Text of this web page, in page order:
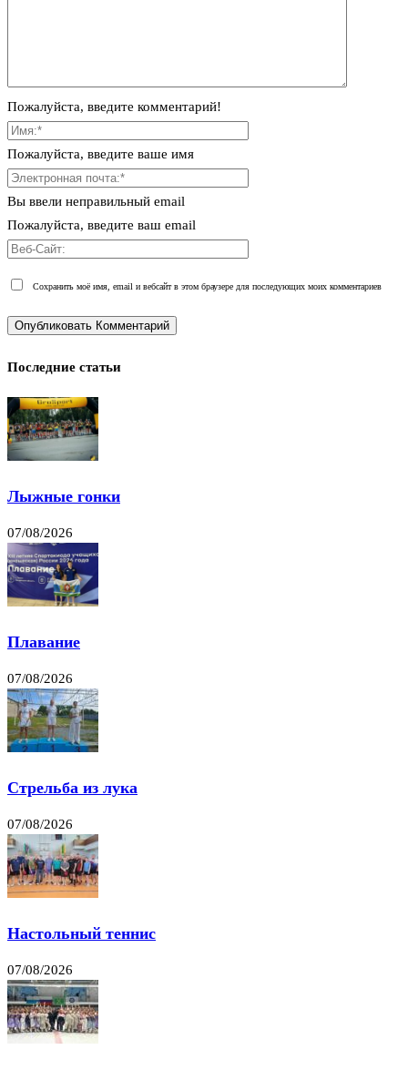
Пожалуйста, введите комментарий!
Пожалуйста, введите ваше имя
Вы ввели неправильный email
Пожалуйста, введите ваш email
Сохранить моё имя, email и вебсайт в этом браузере для последующих моих комментариев
Последние статьи
Лыжные гонки
07/08/2026
Плавание
07/08/2026
Стрельба из лука
07/08/2026
Настольный теннис
07/08/2026